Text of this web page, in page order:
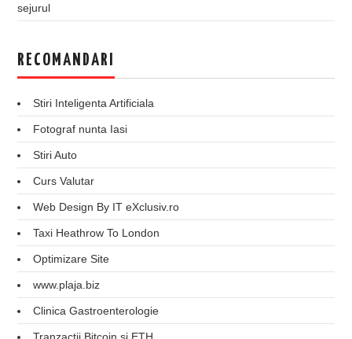
sejurul
RECOMANDARI
Stiri Inteligenta Artificiala
Fotograf nunta Iasi
Stiri Auto
Curs Valutar
Web Design By IT eXclusiv.ro
Taxi Heathrow To London
Optimizare Site
www.plaja.biz
Clinica Gastroenterologie